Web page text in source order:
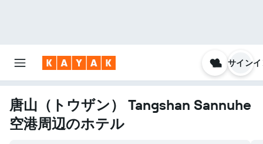
サイン
唐山（トウザン） Tangshan Sannuhe
空港​周辺のホテル